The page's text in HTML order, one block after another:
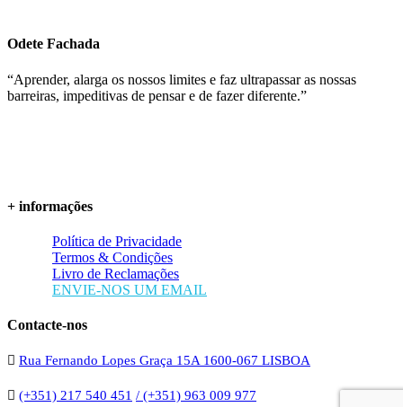
Odete Fachada
“Aprender, alarga os nossos limites e faz ultrapassar as nossas
barreiras, impeditivas de pensar e de fazer diferente.”
+ informações
Política de Privacidade
Termos & Condições
Livro de Reclamações
ENVIE-NOS UM EMAIL
Contacte-nos
Rua Fernando Lopes Graça 15A 1600-067 LISBOA
(+351) 217 540 451 / (+351) 963 009 977